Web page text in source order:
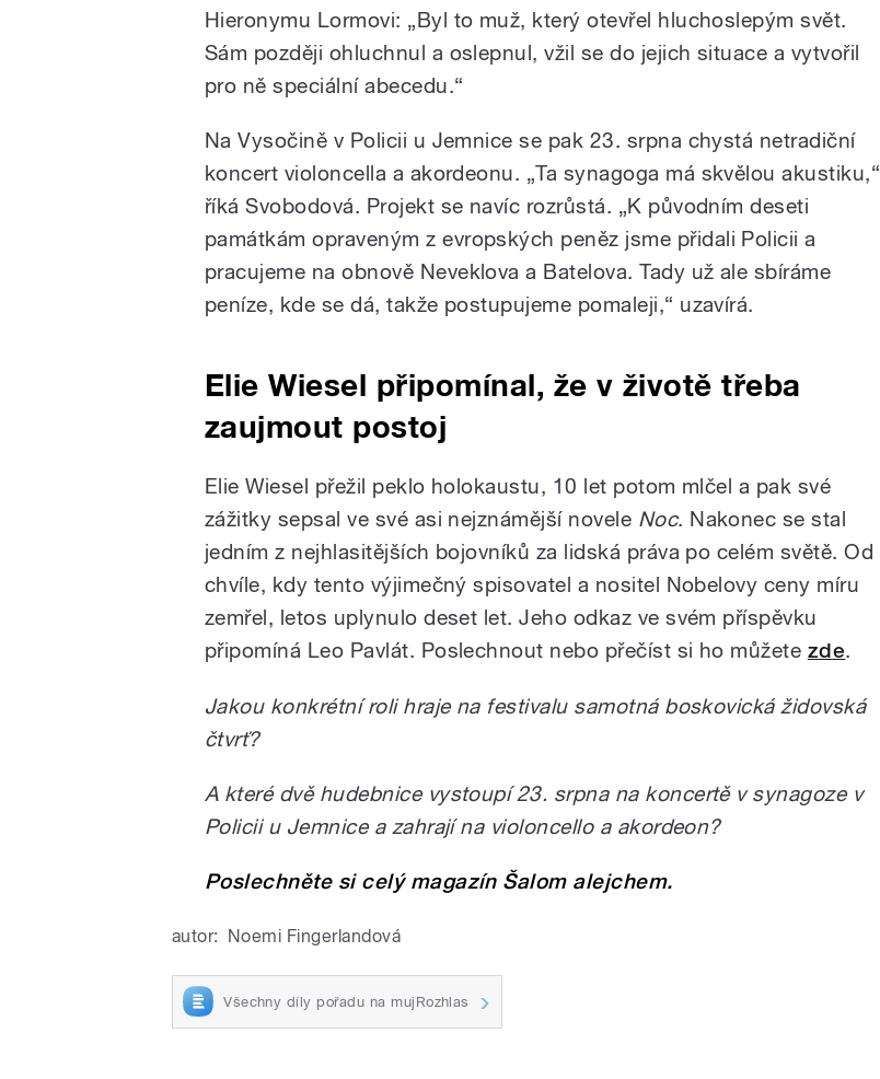
Hieronymu Lormovi: „Byl to muž, který otevřel hluchoslepým svět.
Sám později ohluchnul a oslepnul, vžil se do jejich situace a vytvořil
pro ně speciální abecedu.“
Na Vysočině v Policii u Jemnice se pak 23. srpna chystá netradiční
koncert violoncella a akordeonu. „Ta synagoga má skvělou akustiku,“
říká Svobodová. Projekt se navíc rozrůstá. „K původním deseti
památkám opraveným z evropských peněz jsme přidali Policii a
pracujeme na obnově Neveklova a Batelova. Tady už ale sbíráme
peníze, kde se dá, takže postupujeme pomaleji,“ uzavírá.
Elie Wiesel připomínal, že v životě třeba
zaujmout postoj
Elie Wiesel přežil peklo holokaustu, 10 let potom mlčel a pak své
zážitky sepsal ve své asi nejznámější novele Noc. Nakonec se stal
jedním z nejhlasitějších bojovníků za lidská práva po celém světě. Od
chvíle, kdy tento výjimečný spisovatel a nositel Nobelovy ceny míru
zemřel, letos uplynulo deset let. Jeho odkaz ve svém příspěvku
připomíná Leo Pavlát. Poslechnout nebo přečíst si ho můžete zde.
Jakou konkrétní roli hraje na festivalu samotná boskovická židovská
čtvrť?
A které dvě hudebnice vystoupí 23. srpna na koncertě v synagoze v
Policii u Jemnice a zahrají na violoncello a akordeon?
Poslechněte si celý magazín Šalom alejchem.
autor: Noemi Fingerlandová
Všechny díly pořadu na mujRozhlas